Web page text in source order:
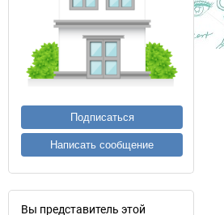
Подписаться
Написать сообщение
Вы представитель этой